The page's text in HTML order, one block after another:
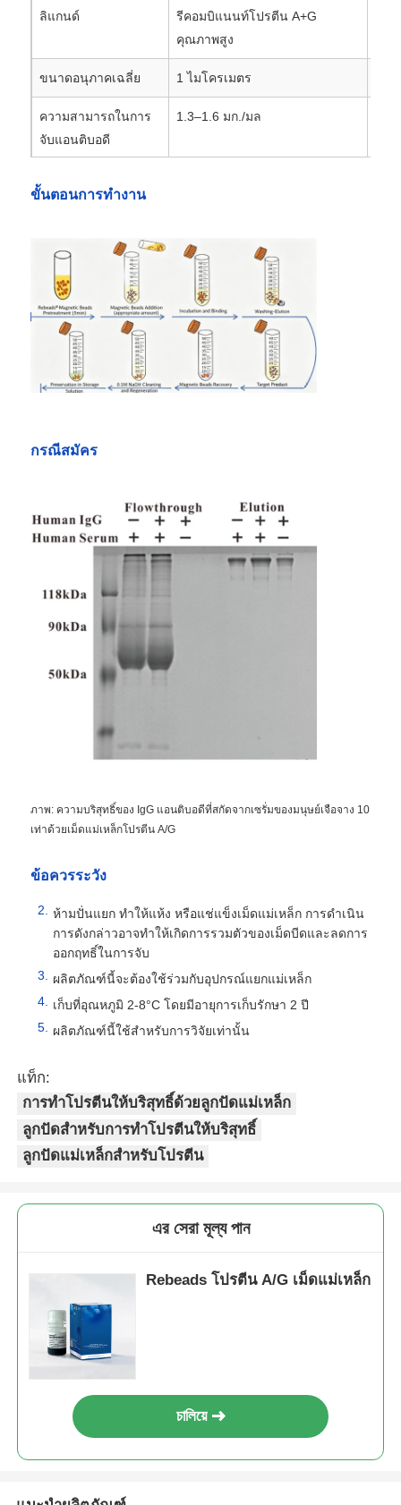
การควบคุมคุณภาพ
ขอทุน
กลีบแม่เหล็ก การสกัดกรดนิวเคลียค
ชุดสกัด DNA / RNA
NGS แม็กเนตเคอร์
เซลล์เรียงลําดับ กระบอกแม่เหล็ก
การทำโปรตีนให้บริสุทธิ์ด้วยลูกปัดแม่เหล็ก
กระบอกแม่เหล็กที่ทํางานบนผิว
อุปกรณ์อัตโนมัติและอุปกรณ์ใช้
ลิแกนด์
รีคอมบิแนนท์โปรตีน A+G
คุณภาพสูง
ขนาดอนุภาคเฉลี่ย 1 ไมโครเมตร
ความสามารถในการ
จับแอนติบอดี
1.3–1.6 มก./มล
ลูกปัด
สภาพการเก็บรักษา
รักษา: 2 ปี
ขั้นตอนการทำงาน
กรณีสมัคร
ภาพ: ความบริสุทธิ์ของ IgG แอนติบอดีที่สกัดจากเซรั่มของมนุษย์เจือจาง 10
เท่าด้วยเม็ดแม่เหล็กโปรตีน A/G
ข้อควรระวัง
ห้ามปั่นแยก ทำให้แห้ง หรือแช่แข็งเม็ดแม่เหล็ก การดำเนิน
การดังกล่าวอาจทำให้เกิดการรวมตัวของเม็ดบีดและลดการ
ออกฤทธิ์ในการจับ
ผลิตภัณฑ์นี้จะต้องใช้ร่วมกับอุปกรณ์แยกแม่เหล็ก
เก็บที่อุณหภูมิ 2-8°C โดยมีอายุการเก็บรักษา 2 ปี
ผลิตภัณฑ์นี้ใช้สำหรับการวิจัยเท่านั้น
แท็ก:
การทำโปรตีนให้บริสุทธิ์ด้วยลูกปัดแม่เหล็ก
ลูกปัดสำหรับการทำโปรตีนให้บริสุทธิ์
ลูกปัดแม่เหล็กสำหรับโปรตีน
এর সেরা মূল্য পান
Rebeads โปรตีน A/G เม็ดแม่เหล็ก
চালিয়ে